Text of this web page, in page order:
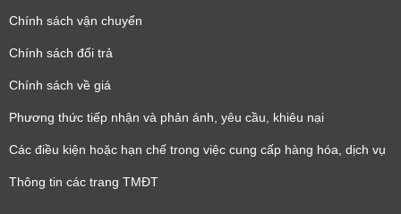
Chính sách vận chuyển
Chính sách đổi trả
Chính sách về giá
Phương thức tiếp nhận và phản ánh, yêu cầu, khiêu nại
Các điều kiện hoặc hạn chế trong việc cung cấp hàng hóa, dịch vụ
Thông tin các trang TMĐT